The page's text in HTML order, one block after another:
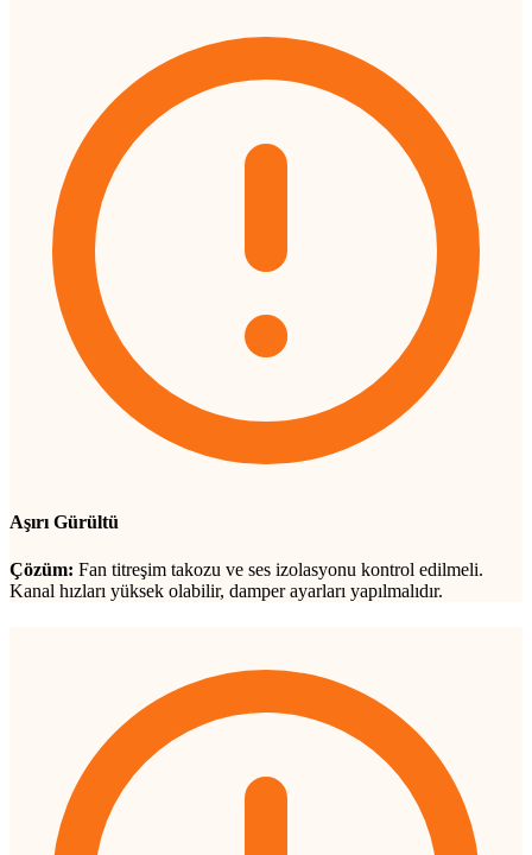
Aşırı Gürültü
Çözüm: Fan titreşim takozu ve ses izolasyonu kontrol edilmeli.
Kanal hızları yüksek olabilir, damper ayarları yapılmalıdır.